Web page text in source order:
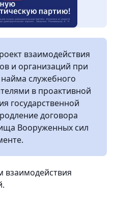
взаимодействия
и организаций при
служебного
в проактивной
государственной
договора
Вооруженных сил
взаимодействия